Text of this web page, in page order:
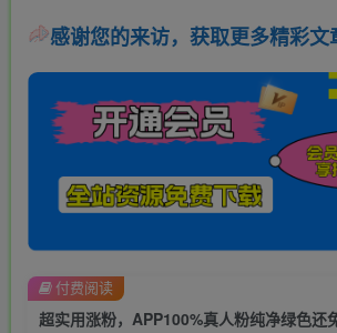
感谢您的来访，获取更多精彩文
付费阅读